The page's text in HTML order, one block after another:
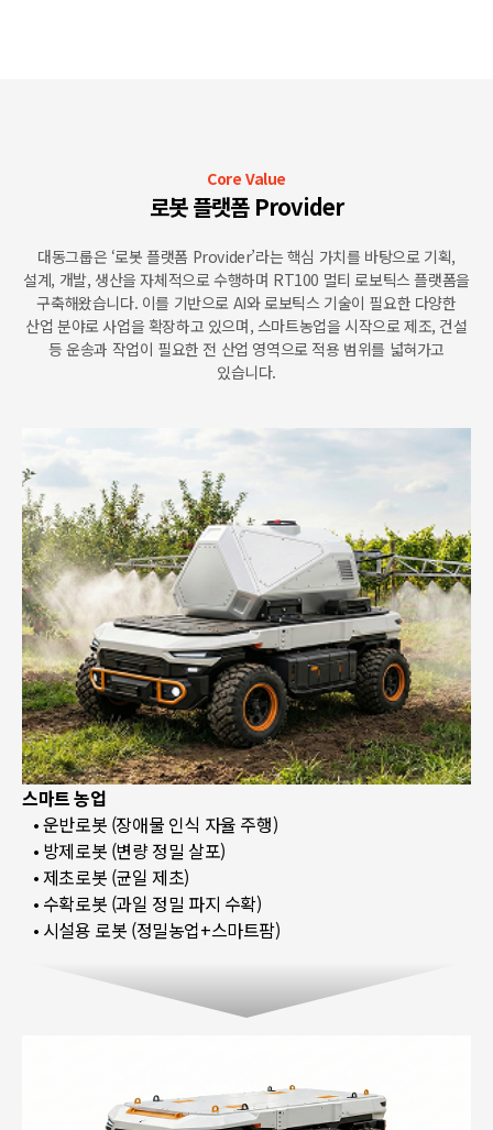
Core Value
로봇 플랫폼 Provider
대동그룹은 ‘로봇 플랫폼 Provider’라는 핵심 가치를 바탕으로 기획,
설계, 개발, 생산을 자체적으로 수행하며 RT100 멀티 로보틱스 플랫폼을
구축해왔습니다. 이를 기반으로 AI와 로보틱스 기술이 필요한 다양한
산업 분야로 사업을 확장하고 있으며, 스마트농업을 시작으로 제조, 건설
등 운송과 작업이 필요한 전 산업 영역으로 적용 범위를 넓혀가고
있습니다.
스마트 농업
• 운반로봇 (장애물 인식 자율 주행)
• 방제로봇 (변량 정밀 살포)
• 제초로봇 (균일 제초)
• 수확로봇 (과일 정밀 파지 수확)
• 시설용 로봇 (정밀농업+스마트팜)